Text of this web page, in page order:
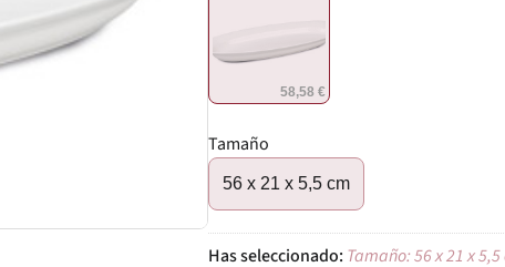
58,58 €
Tamaño
56 x 21 x 5,5 cm
Tamaño: 56 x 21 x